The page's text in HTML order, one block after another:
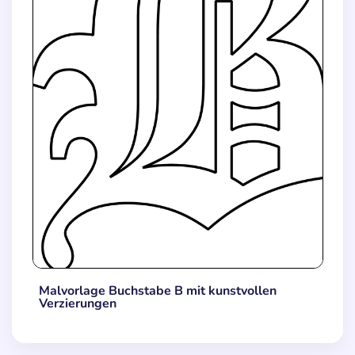
Malvorlage Buchstabe B mit kunstvollen
Verzierungen